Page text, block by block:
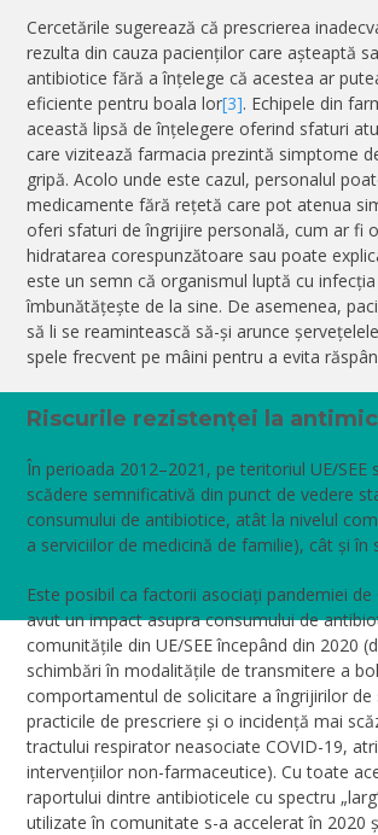
Cercetările sugerează că prescrierea
rezulta din cauza pacienților care așteaptă
antibiotice fără a înțelege că acestea ar
eficiente pentru boala lor[3]. Echipele din
această lipsă de înțelegere oferind sfaturi
care vizitează farmacia prezintă simptome
gripă. Acolo unde este cazul, personalul
medicamente fără rețetă care pot atenua
oferi sfaturi de îngrijire personală, cum ar fi
hidratarea corespunzătoare sau poate
este un semn că organismul luptă cu
îmbunătățește de la sine. De asemenea,
să li se reamintească să-și arunce
spele frecvent pe mâini pentru a evita
Riscurile rezistenței la
În perioada 2012–2021, pe teritoriul UE/SEE
scădere semnificativă din punct de vedere
consumului de antibiotice, atât la nivelul
a serviciilor de medicină de familie), cât și în
Este posibil ca factorii asociați pandemiei de
avut un impact asupra consumului de
comunitățile din UE/SEE începând din 2020
schimbări în modalitățile de transmitere a
comportamentul de solicitare a îngrijirilor de
practicile de prescriere și o incidență mai
tractului respirator neasociate COVID-19,
intervențiilor non-farmaceutice). Cu toate
raportului dintre antibioticele cu spectru
utilizate în comunitate s-a accelerat în 2020